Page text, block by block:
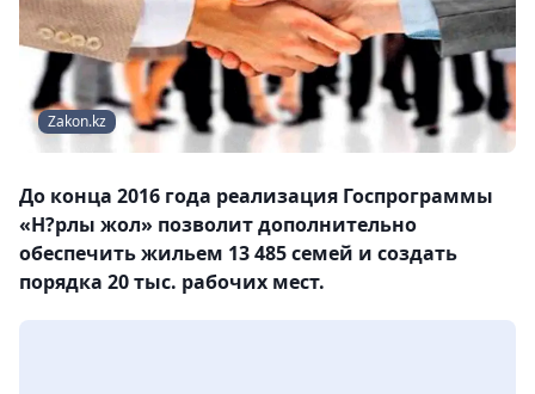
Zakon.kz
До конца 2016 года реализация Госпрограммы
«Н?рлы жол» позволит дополнительно
обеспечить жильем 13 485 семей и создать
порядка 20 тыс. рабочих мест.